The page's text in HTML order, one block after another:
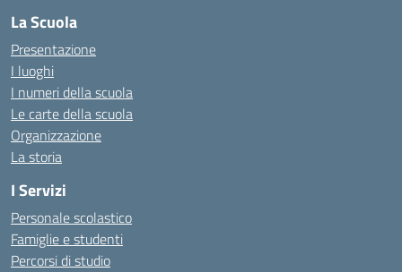
La Scuola
Presentazione
I luoghi
I numeri della scuola
Le carte della scuola
Organizzazione
La storia
I Servizi
Personale scolastico
Famiglie e studenti
Percorsi di studio